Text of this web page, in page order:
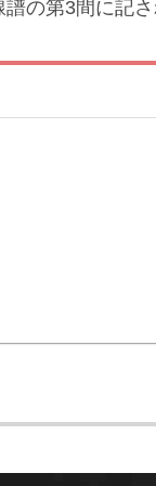
の第3間に記